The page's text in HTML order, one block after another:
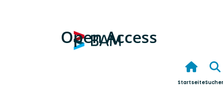
Open Access
Startseite